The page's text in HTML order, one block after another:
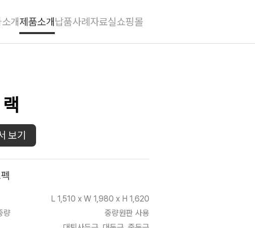
보기
L 1,510 x W 1,980 x H 1,620
량
중량원판 사용
개제품소개납품사례 자료실쇼핑몰